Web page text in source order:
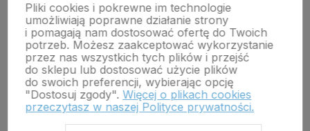
GŁÓWNY INSPEKTORAT WETERYNARII
OBRÓT DETALICZNY PRODUKTAMI OTC NA ODLEGŁOŚĆ
Pliki cookies i pokrewne im technologie
umożliwiają poprawne działanie strony
i pomagają nam dostosować ofertę do Twoich
potrzeb. Możesz zaakceptować wykorzystanie
przez nas wszystkich tych plików i przejść
do sklepu lub dostosować użycie plików
do swoich preferencji, wybierając opcję
"Dostosuj zgody". Więcej o plikach cookies
przeczytasz w naszej Polityce prywatności.